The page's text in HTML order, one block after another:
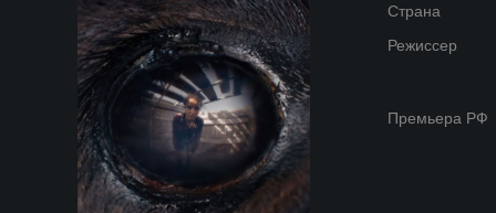
Страна
Режиссер
Премьера РФ